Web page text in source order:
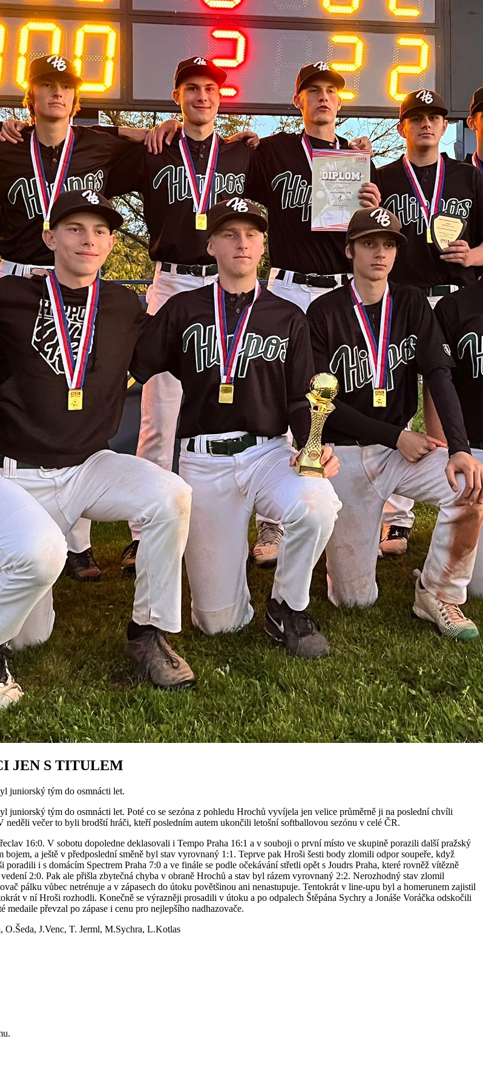
JEN S TITULEM
juniorský tým do osmnácti let.
tým do osmnácti let. Poté co se sezóna z pohledu Hrochů vyvíjela jen velice průměrně ji na poslední chvíli
večer to byli brodští hráči, kteří posledním autem ukončili letošní softballovou sezónu v celé ČR.
16:0. V sobotu dopoledne deklasovali i Tempo Praha 16:1 a v souboji o první místo ve skupině porazili další pražský
a ještě v předposlední směně byl stav vyrovnaný 1:1. Teprve pak Hroši šesti body zlomili odpor soupeře, když
i s domácím Spectrem Praha 7:0 a ve finále se podle očekávání střetli opět s Joudrs Praha, které rovněž vítězně
2:0. Pak ale přišla zbytečná chyba v obraně Hrochů a stav byl rázem vyrovnaný 2:2. Nerozhodný stav zlomil
pálku vůbec netrénuje a v zápasech do útoku povětšinou ani nenastupuje. Tentokrát v line-upu byl a homerunem zajistil
v ní Hroši rozhodli. Konečně se výrazněji prosadili v útoku a po odpalech Štěpána Sychry a Jonáše Voráčka odskočili
převzal po zápase i cenu pro nejlepšího nadhazovače.
J.Venc, T. Jerml, M.Sychra, L.Kotlas